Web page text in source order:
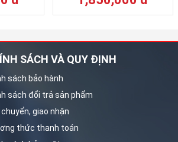
SÁCH VÀ QUY ĐỊNH
sách bảo hành
sách đổi trả sản phẩm
giao nhận
thức thanh toán